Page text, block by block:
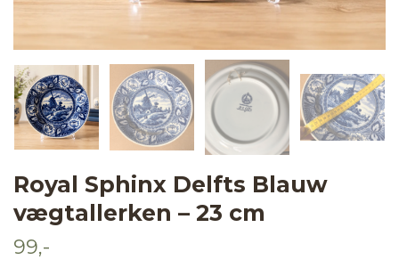
Royal Sphinx Delfts Blauw
vægtallerken – 23 cm
99,-